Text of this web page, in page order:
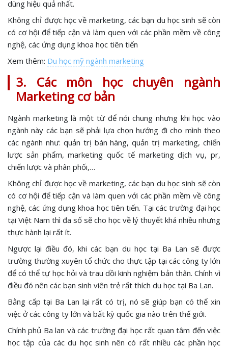
dùng hiệu quả nhất.
Không chỉ được học về marketing, các bạn du học sinh sẽ còn
có cơ hội để tiếp cận và làm quen với các phần mềm về công
nghệ, các ứng dụng khoa học tiên tiến
Xem thêm: Du học mỹ ngành marketing
3. Các môn học chuyên ngành
Marketing cơ bản
Ngành marketing là một từ để nói chung nhưng khi học vào
ngành này các bạn sẽ phải lựa chọn hướng đi cho mình theo
các ngành như: quản trị bán hàng, quản trị marketing, chiến
lược sản phẩm, marketing quốc tế marketing dịch vụ, pr,
chiến lược và phân phối,…
Không chỉ được học về marketing, các bạn du học sinh sẽ còn
có cơ hội để tiếp cận và làm quen với các phần mềm về công
nghệ, các ứng dụng khoa học tiên tiến. Tại các trường đại học
tại Việt Nam thì đa số sẽ cho học về lý thuyết khá nhiều nhưng
thực hành lại rất ít.
Ngược lại điều đó, khi các bạn du học tại Ba Lan sẽ được
trường thường xuyên tổ chức cho thực tập tại các công ty lớn
để có thể tự học hỏi và trau dồi kinh nghiệm bản thân. Chính vì
điều đó nên các bạn sinh viên trẻ rất thích du học tại Ba Lan.
Bằng cấp tại Ba Lan lại rất có trị, nó sẽ giúp bạn có thể xin
việc ở các công ty lớn và bất kỳ quốc gia nào trên thế giới.
Chính phủ Ba lan và các trường đại học rất quan tâm đến việc
học tập của các du học sinh nên có rất nhiều các phần học